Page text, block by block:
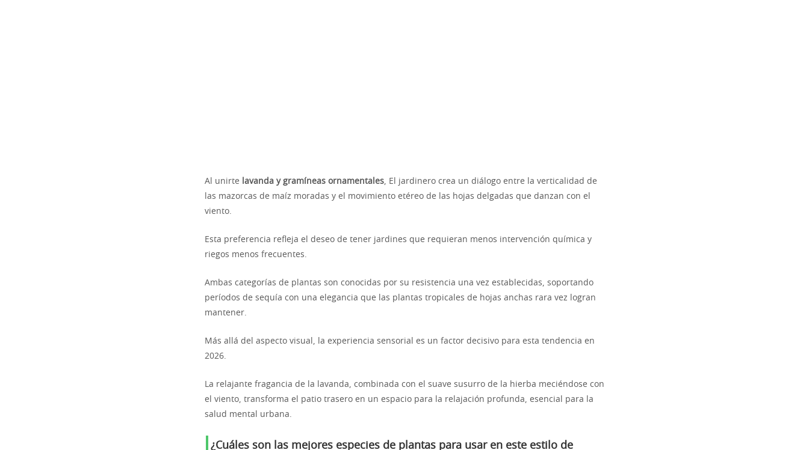
Al unirte lavanda y gramíneas ornamentales, El jardinero crea un diálogo entre la verticalidad de
las mazorcas de maíz moradas y el movimiento etéreo de las hojas delgadas que danzan con el
viento.
Esta preferencia refleja el deseo de tener jardines que requieran menos intervención química y
riegos menos frecuentes.
Ambas categorías de plantas son conocidas por su resistencia una vez establecidas, soportando
períodos de sequía con una elegancia que las plantas tropicales de hojas anchas rara vez logran
mantener.
Más allá del aspecto visual, la experiencia sensorial es un factor decisivo para esta tendencia en
2026.
La relajante fragancia de la lavanda, combinada con el suave susurro de la hierba meciéndose con
el viento, transforma el patio trasero en un espacio para la relajación profunda, esencial para la
salud mental urbana.
¿Cuáles son las mejores especies de plantas para usar en este estilo de